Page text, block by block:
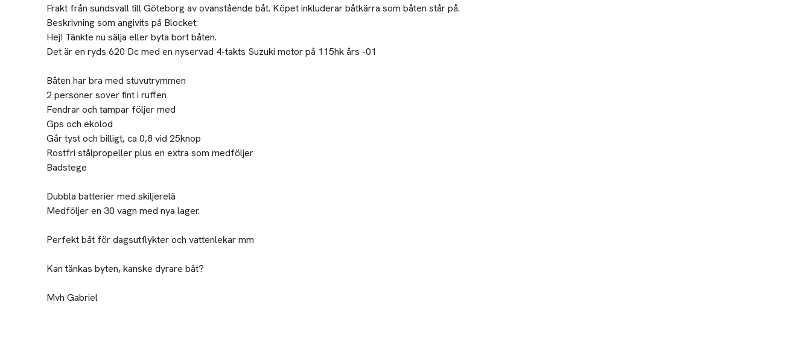
Frakt från sundsvall till Göteborg av ovanstående båt. Köpet inkluderar båtkärra som båten står på.
Beskrivning som angivits på Blocket:
Hej! Tänkte nu sälja eller byta bort båten.
Det är en ryds 620 Dc med en nyservad 4-takts Suzuki motor på 115hk års -01
Båten har bra med stuvutrymmen
2 personer sover fint i ruffen
Fendrar och tampar följer med
Gps och ekolod
Går tyst och billigt, ca 0,8 vid 25knop
Rostfri stålpropeller plus en extra som medföljer
Badstege
Dubbla batterier med skiljerelä
Medföljer en 30 vagn med nya lager.
Perfekt båt för dagsutflykter och vattenlekar mm
Kan tänkas byten, kanske dyrare båt?
Mvh Gabriel